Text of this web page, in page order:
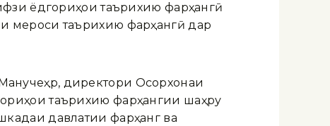
ёдгориҳои таърихию фарҳангӣ
мероси таърихию фарҳангӣ дар
директори Осорхонаи
таърихию фарҳангии шаҳру
давлатии фарҳанг ва